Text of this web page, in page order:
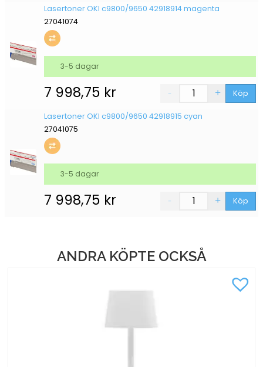
Lasertoner OKI c9800/9650 42918914 magenta
27041074
7 998,75 kr Köp
3-5 dagar
Lasertoner OKI c9800/9650 42918915 cyan
27041075
7 998,75 kr Köp
3-5 dagar
ANDRA KÖPTE OCKSÅ